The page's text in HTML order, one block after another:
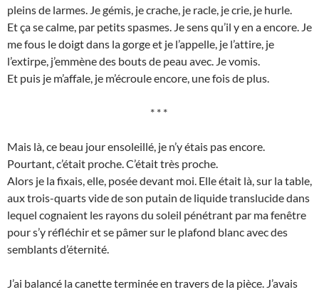
pleins de larmes. Je gémis, je crache, je racle, je crie, je hurle.
Et ça se calme, par petits spasmes. Je sens qu’il y en a encore. Je
me fous le doigt dans la gorge et je l’appelle, je l’attire, je
l’extirpe, j’emmène des bouts de peau avec. Je vomis.
Et puis je m’affale, je m’écroule encore, une fois de plus.
* * *
Mais là, ce beau jour ensoleillé, je n’y étais pas encore.
Pourtant, c’était proche. C’était très proche.
Alors je la fixais, elle, posée devant moi. Elle était là, sur la table,
aux trois-quarts vide de son putain de liquide translucide dans
lequel cognaient les rayons du soleil pénétrant par ma fenêtre
pour s’y réfléchir et se pâmer sur le plafond blanc avec des
semblants d’éternité.
J’ai balancé la canette terminée en travers de la pièce. J’avais